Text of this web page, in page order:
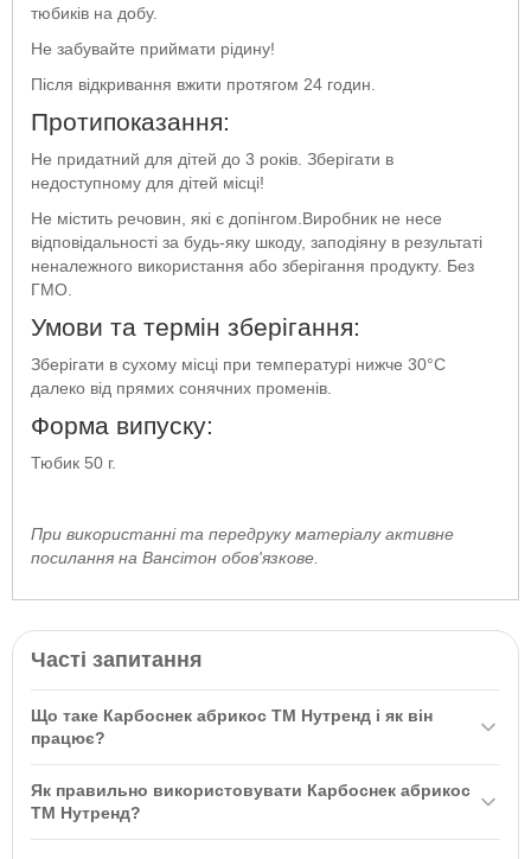
тюбиків на добу.
Не забувайте приймати рідину!
Після відкривання вжити протягом 24 годин.
Протипоказання:
Не придатний для дітей до 3 років. Зберігати в
недоступному для дітей місці!
Не містить речовин, які є допінгом.Виробник не несе
відповідальності за будь-яку шкоду, заподіяну в результаті
неналежного використання або зберігання продукту. Без
ГМО.
Умови та термін зберігання:
Зберігати в сухому місці при температурі нижче 30°C
далеко від прямих сонячних променів.
Форма випуску:
Тюбик 50 г.
При використанні та передруку матеріалу активне
посилання на Вансітон обов'язкове.
Часті запитання
Що таке Карбоснек абрикос ТМ Нутренд і як він
працює?
який допомагає наситити організм енергією завдяки активним
речовинам, таким як таурин і гліцин. Він містить швидкі
Як правильно використовувати Карбоснек абрикос
ТМ Нутренд?